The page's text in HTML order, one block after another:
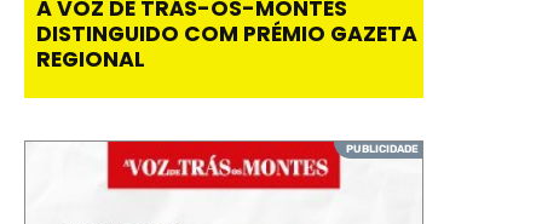
A VOZ DE TRÁS-OS-MONTES
DISTINGUIDO COM PRÉMIO GAZETA
REGIONAL